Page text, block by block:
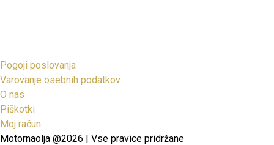
Pogoji poslovanja
Varovanje osebnih podatkov
O nas
Piškotki
Moj račun
Motornaolja @2026 | Vse pravice pridržane